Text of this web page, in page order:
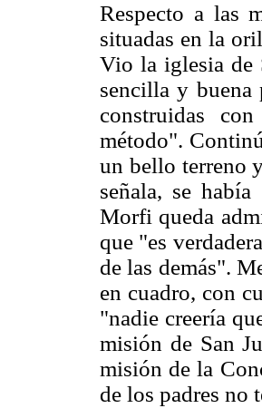
Respecto a las
situadas en la
Vio la iglesia de
sencilla y buena
construidas
método".
un bello terreno
señala, se
Morfi queda
que "es
de las demás".
en cuadro, con
"nadie creería
misión de San
misión de la
de los padres no